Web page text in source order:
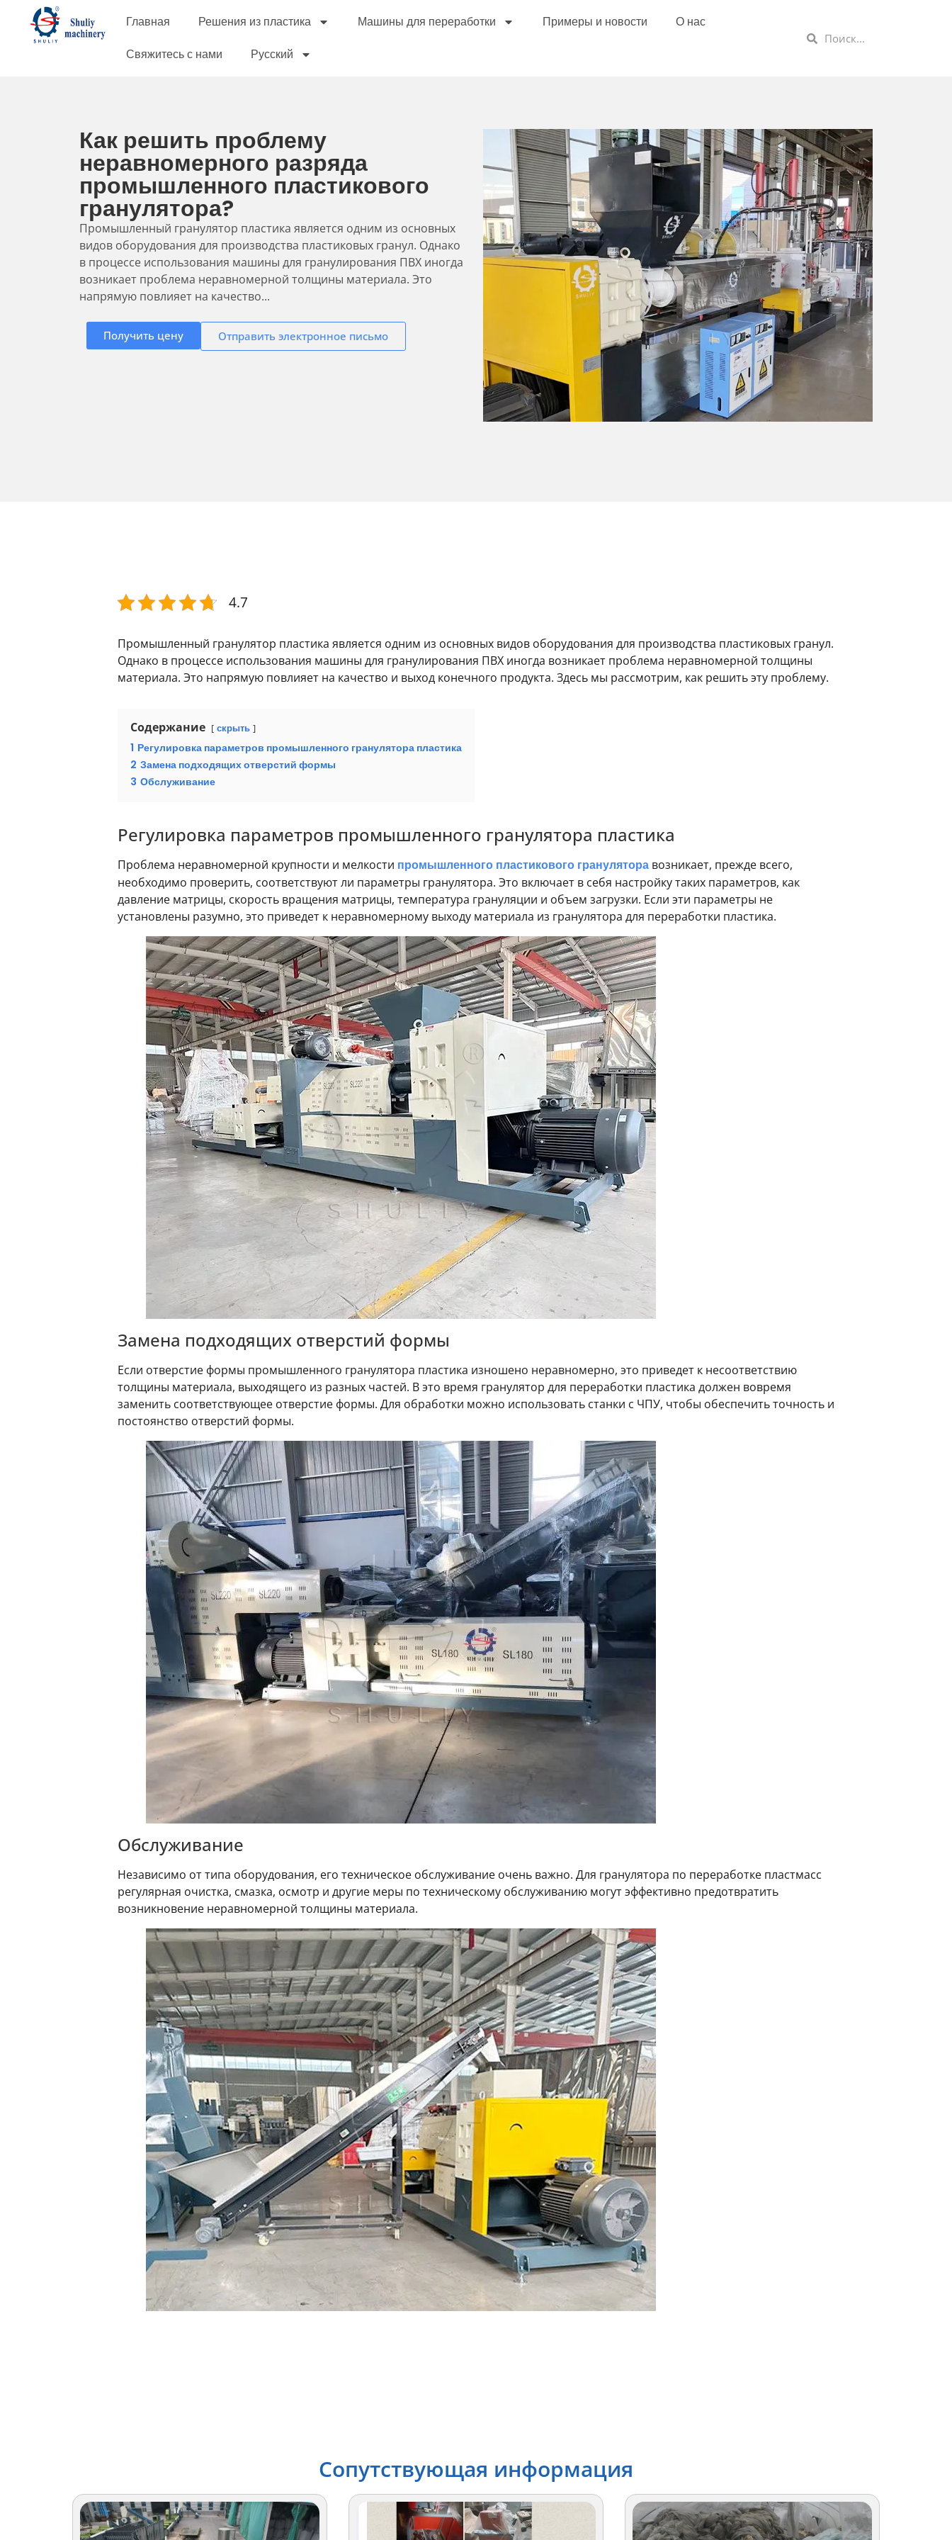
Главная Решения из пластика Машины для переработки Примеры и новости
О нас
Свяжитесь с нами
Русский
Как решить проблему
неравномерного разряда
промышленного пластикового
гранулятора?
Промышленный гранулятор пластика является одним из основных
видов оборудования для производства пластиковых гранул. Однако
в процессе использования машины для гранулирования ПВХ иногда
возникает проблема неравномерной толщины материала. Это
напрямую повлияет на качество...
Получить цену Отправить электронное письмо
4.7
Промышленный гранулятор пластика является одним из основных видов оборудования для производства пластиковых гранул.
Однако в процессе использования машины для гранулирования ПВХ иногда возникает проблема неравномерной толщины
материала. Это напрямую повлияет на качество и выход конечного продукта. Здесь мы рассмотрим, как решить эту проблему.
Содержание скрыть
1 Регулировка параметров промышленного гранулятора пластика
2 Замена подходящих отверстий формы
3 Обслуживание
Регулировка параметров промышленного гранулятора пластика
Проблема неравномерной крупности и мелкости промышленного пластикового гранулятора возникает, прежде всего,
необходимо проверить, соответствуют ли параметры гранулятора. Это включает в себя настройку таких параметров, как
давление матрицы, скорость вращения матрицы, температура грануляции и объем загрузки. Если эти параметры не
установлены разумно, это приведет к неравномерному выходу материала из гранулятора для переработки пластика.
Замена подходящих отверстий формы
Если отверстие формы промышленного гранулятора пластика изношено неравномерно, это приведет к несоответствию
толщины материала, выходящего из разных частей. В это время гранулятор для переработки пластика должен вовремя
заменить соответствующее отверстие формы. Для обработки можно использовать станки с ЧПУ, чтобы обеспечить точность и
постоянство отверстий формы.
Обслуживание
Независимо от типа оборудования, его техническое обслуживание очень важно. Для гранулятора по переработке пластмасс
регулярная очистка, смазка, осмотр и другие меры по техническому обслуживанию могут эффективно предотвратить
возникновение неравномерной толщины материала.
Сопутствующая информация